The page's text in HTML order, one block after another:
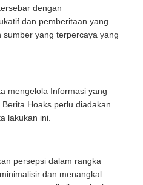
dengan
dan pemberitaan yang
yang terpercaya yang
mengelola Informasi yang
Hoaks perlu diadakan
lakukan ini.
persepsi dalam rangka
dan menangkal